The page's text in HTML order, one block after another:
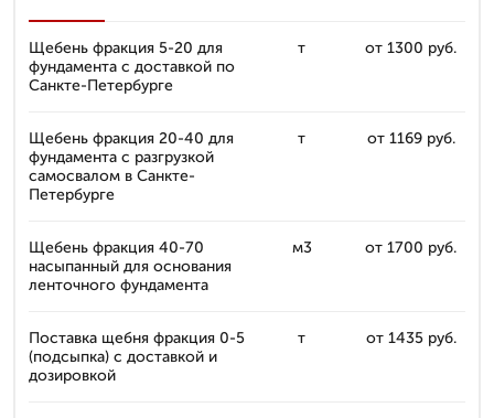
Щебень фракция 5-20 для
фундамента с доставкой по
Санкте-Петербурге
т от 1300 руб.
Щебень фракция 20-40 для
фундамента с разгрузкой
самосвалом в Санкте-
Петербурге
т от 1169 руб.
Щебень фракция 40-70
насыпанный для основания
ленточного фундамента
м3 от 1700 руб.
Поставка щебня фракция 0-5
(подсыпка) с доставкой и
дозировкой
т от 1435 руб.